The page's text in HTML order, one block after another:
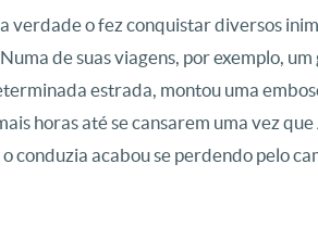
verdade o fez conquistar diversos
de suas viagens, por exemplo,
estrada, montou uma
horas até se cansarem uma vez
conduzia acabou se perdendo pelo